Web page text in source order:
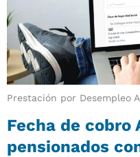
Prestación por Desempleo
Fecha de cobro
pensionados